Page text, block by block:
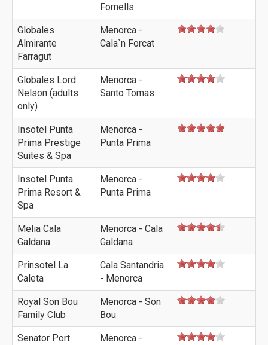
Fornells
Globales
Almirante
Farragut
Menorca -
Cala`n Forcat
Globales Lord
Nelson (adults
only)
Menorca -
Santo Tomas
Insotel Punta
Prima Prestige
Suites & Spa
Menorca -
Punta Prima
Insotel Punta
Prima Resort &
Spa
Menorca -
Punta Prima
Melia Cala
Galdana
Menorca - Cala
Galdana
Prinsotel La
Caleta
Cala Santandria
- Menorca
Royal Son Bou
Family Club
Menorca - Son
Bou
Senator Port
Menorca -